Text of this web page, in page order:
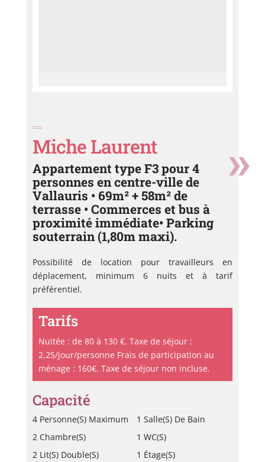
Miche Laurent
Appartement type F3 pour 4
personnes en centre-ville de
Vallauris • 69m² + 58m² de
terrasse • Commerces et bus à
proximité immédiate• Parking
souterrain (1,80m maxi).
Possibilité de location pour travailleurs en
déplacement, minimum 6 nuits et à tarif
préférentiel.
Tarifs
Nuitée : de 80 à 130 €. Taxe de séjour ;
2,25/jour/personne Frais de participation au
ménage : 160€. Taxe de séjour non incluse.
Capacité
4 Personne(s) Maximum
2 Chambre(s)
2 Lit(s) Double(s)
1 Salle(s) De Bain
1 WC(s)
1 Étage(s)